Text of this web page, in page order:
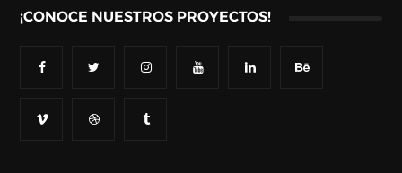
¡CONOCE NUESTROS PROYECTOS!